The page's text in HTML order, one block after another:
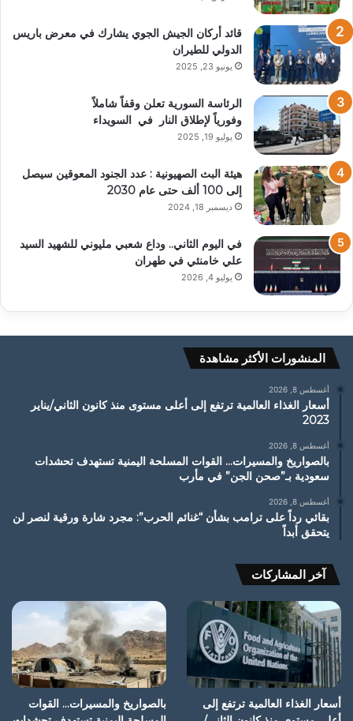
قائد أركان الجيش الجوي يشارك في معرض باريس
الدولي للطيران
يونيو 23, 2025
الرئاسة السورية تعلن وقفاً شاملاً
وفورياً لإطلاق النار في السويداء
يوليو 19, 2025
هيئة البث الصهيونية : عدد الجنود المعوقين سيصل
إلى 100 ألف حتى عام 2030
ديسمبر 18, 2024
في اليوم الثاني.. وداع شعبي مليوني للشهيد السيد
علي خامنئي في طهران
يوليو 4, 2026
المنشورات الأكثر مشاهدة
أغسطس 8, 2026
أسعار الغذاء العالمية ترتفع إلى أعلى مستوى منذ كانون الثاني/يناير
2023
أغسطس 8, 2026
بالصواريخ والمسيرات… القوات المسلحة اليمنية تستهدف تحشدات
سعودية بـ”صحن الجن” في مأرب
أغسطس 8, 2026
بقائي رداً على ترامب بشأن “غنائم الحرب”: مجرد شارة ورقية لنصر لن
يتحقق أبداً
آخر المشاركات
أسعار الغذاء العالمية ترتفع إلى
بالصواريخ والمسيرات… القوات